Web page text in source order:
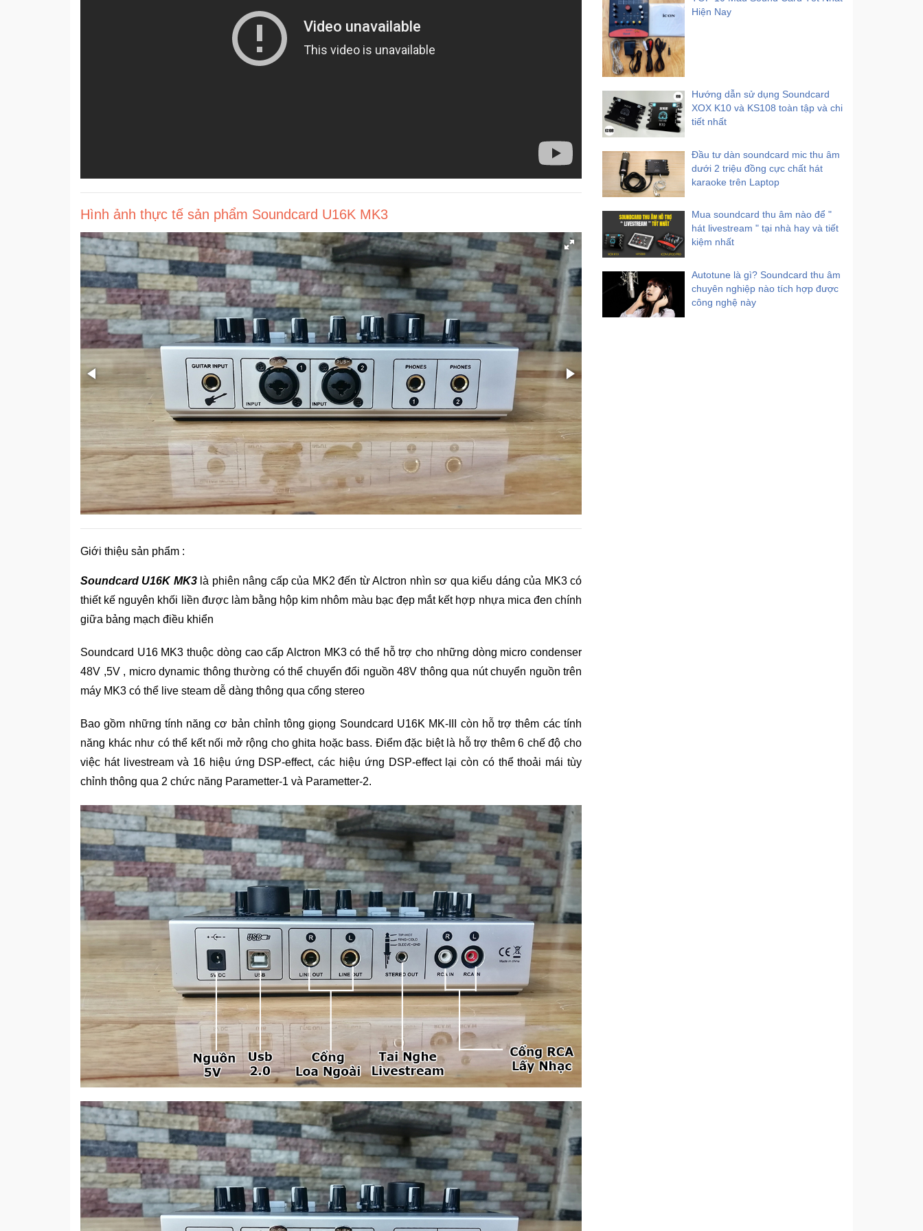
Hình ảnh thực tế sản phẩm Soundcard U16K MK3
Giới thiệu sản phẩm :
Soundcard U16K MK3là phiên nâng cấp của MK2 đến từ Alctron nhìn sơ qua kiểu dáng của MK3 có
thiết kế nguyên khối liền được làm bằng hộp kim nhôm màu bạc đẹp mắt kết hợp nhựa mica đen chính
giữa bảng mạch điều khiển
Soundcard U16 MK3 thuộc dòng cao cấp Alctron MK3 có thể hỗ trợ cho những dòng micro condenser
48V ,5V , micro dynamic thông thường có thể chuyển đổi nguồn 48V thông qua nút chuyển nguồn trên
máy MK3 có thể live steam dễ dàng thông qua cổng stereo
Bao gồm những tính năng cơ bản chỉnh tông giọng Soundcard U16K MK-III còn hỗ trợ thêm các tính
năng khác như có thể kết nối mở rộng cho ghita hoặc bass. Điểm đặc biệt là hỗ trợ thêm 6 chế độ cho
việc hát livestream và 16 hiệu ứng DSP-effect, các hiệu ứng DSP-effect lại còn có thể thoải mái tùy
chỉnh thông qua 2 chức năng Parametter-1 và Parametter-2.
Hiện Nay
Hướng dẫn sử dụng Soundcard
XOX K10 và KS108 toàn tập và chi
tiết nhất
Đầu tư dàn soundcard mic thu âm
dưới 2 triệu đồng cực chất hát
karaoke trên Laptop
Mua soundcard thu âm nào để "
hát livestream " tại nhà hay và tiết
kiệm nhất
Autotune là gì? Soundcard thu âm
chuyên nghiệp nào tích hợp được
công nghệ này